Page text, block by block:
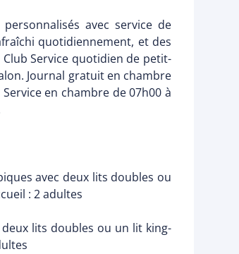
avec service de
quotidiennement, et des
Service quotidien de petit-
Journal gratuit en chambre
en chambre de 07h00 à
avec deux lits doubles ou
: 2 adultes
lits doubles ou un lit king-